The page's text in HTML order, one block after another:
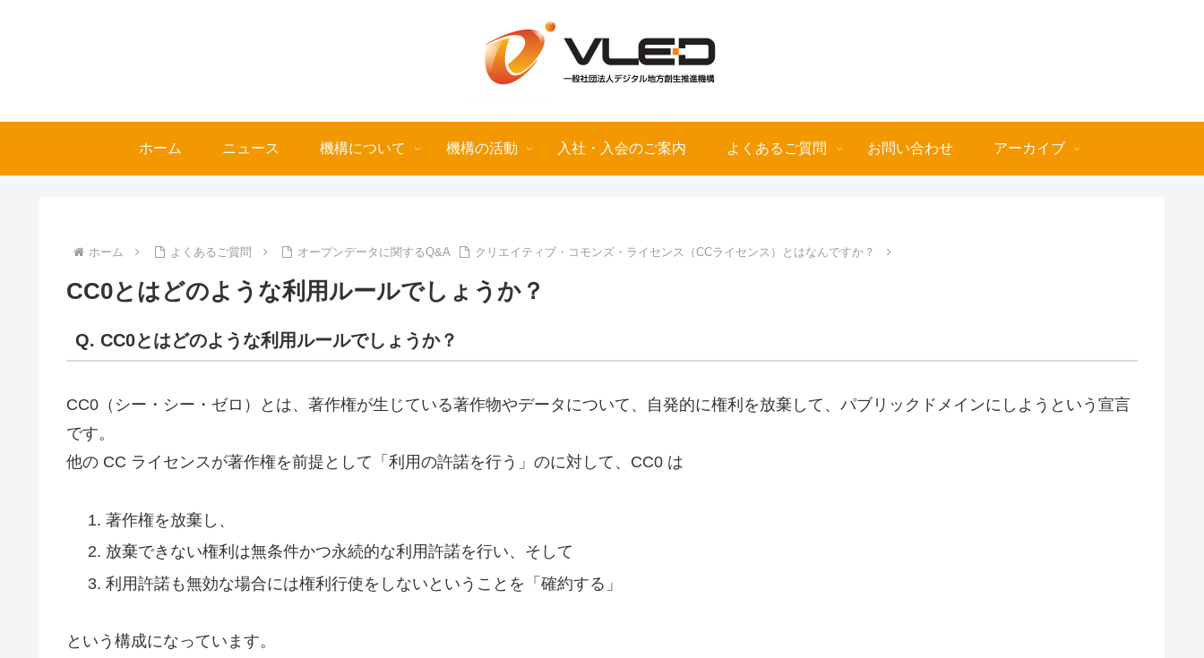
ホーム ニュース 機構について 機構の活動 入社・入会のご案内 よくあるご質問 お問い合わせ アーカイブ
ホーム よくあるご質問 オープンデータに関するQ&A クリエイティブ・コモンズ・ライセンス（CCライセンス）とはなんですか？
CC0とはどのような利用ルールでしょうか？
Q. CC0とはどのような利用ルールでしょうか？
CC0（シー・シー・ゼロ）とは、著作権が生じている著作物やデータについて、自発的に権利を放棄して、パブリックドメインにしようという宣言
です。
他の CC ライセンスが著作権を前提として「利用の許諾を行う」のに対して、CC0 は
著作権を放棄し、
放棄できない権利は無条件かつ永続的な利用許諾を行い、そして
利用許諾も無効な場合には権利行使をしないということを「確約する」
という構成になっています。